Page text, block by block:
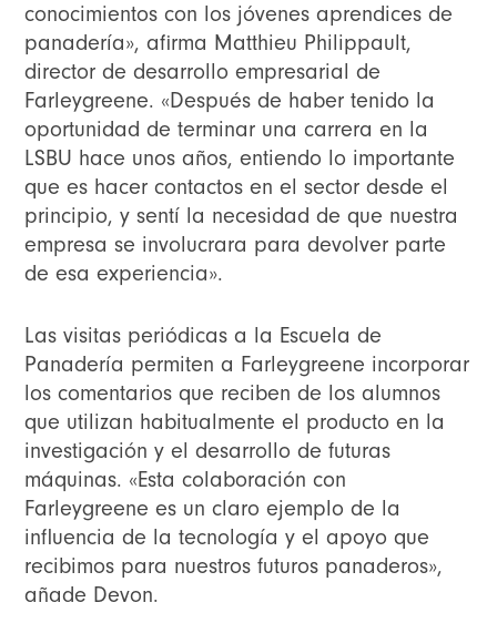
conocimientos con los jóvenes aprendices de
panadería», afirma Matthieu Philippault,
director de desarrollo empresarial de
Farleygreene. «Después de haber tenido la
oportunidad de terminar una carrera en la
LSBU hace unos años, entiendo lo importante
que es hacer contactos en el sector desde el
principio, y sentí la necesidad de que nuestra
empresa se involucrara para devolver parte
de esa experiencia».
Las visitas periódicas a la Escuela de
Panadería permiten a Farleygreene incorporar
los comentarios que reciben de los alumnos
que utilizan habitualmente el producto en la
investigación y el desarrollo de futuras
máquinas. «Esta colaboración con
Farleygreene es un claro ejemplo de la
influencia de la tecnología y el apoyo que
recibimos para nuestros futuros panaderos»,
añade Devon.